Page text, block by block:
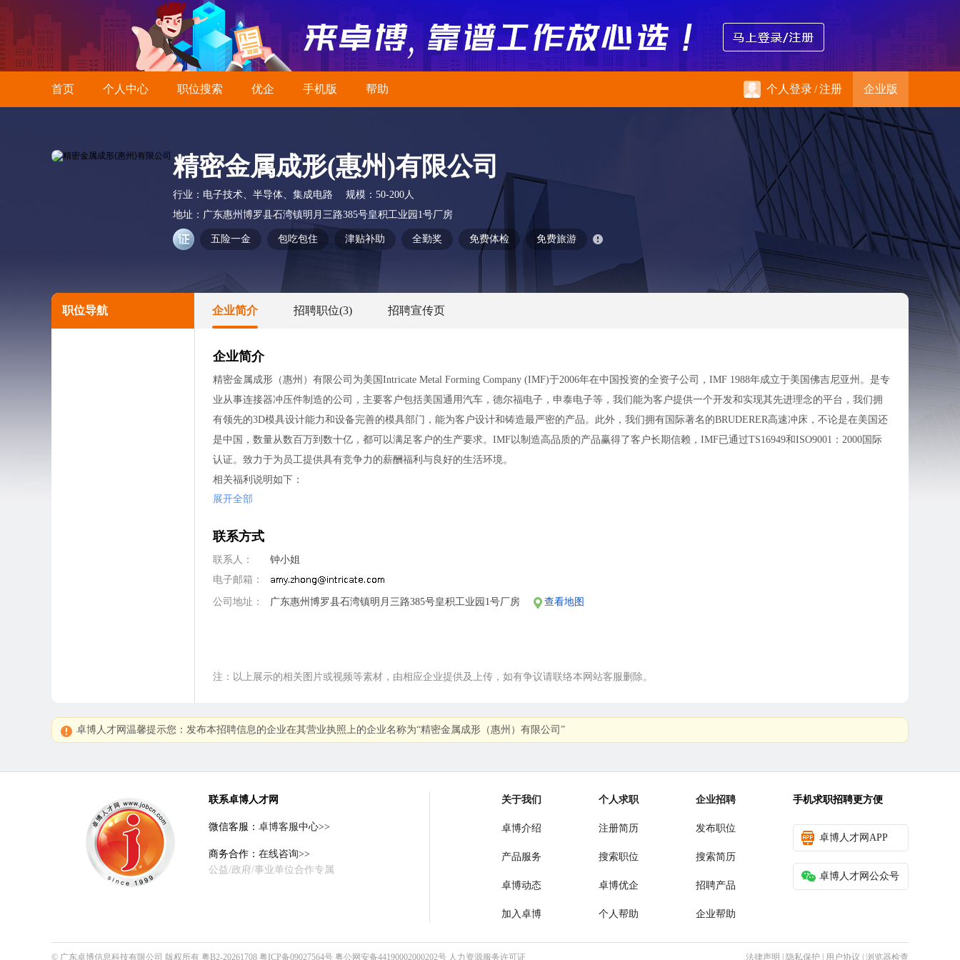
首页 个人中心 职位搜索 优企 手机版 帮助 个人登录/注册 企业版
精密金属成形(惠州)有限公司
行业： 电子技术、半导体、集成电路 规模： 50-200人
地址： 广东惠州博罗县石湾镇明月三路385号皇积工业园1号厂房
五险一金 包吃包住 津贴补助 全勤奖 免费体检 免费旅游
职位导航 企业简介 招聘职位(3) 招聘宣传页
企业简介
精密金属成形（惠州）有限公司为美国Intricate Metal Forming Company (IMF)于2006年在中国投资的全资子公司，IMF 1988年成立于美国佛吉尼亚州。是专
业从事连接器冲压件制造的公司，主要客户包括美国通用汽车，德尔福电子，申泰电子等，我们能为客户提供一个开发和实现其先进理念的平台，我们拥
有领先的3D模具设计能力和设备完善的模具部门，能为客户设计和铸造最严密的产品。此外，我们拥有国际著名的BRUDERER高速冲床，不论是在美国还
是中国，数量从数百万到数十亿，都可以满足客户的生产要求。IMF以制造高品质的产品赢得了客户长期信赖，IMF已通过TS16949和ISO9001：2000国际
认证。致力于为员工提供具有竞争力的薪酬福利与良好的生活环境。
相关福利说明如下：
1、本公司采取五天八小时的工作制度，加班严格按照国家规定，平时加班1.5倍，周末加班2倍计算。
3、按国家规定为员工购买五险一金；
4、公司为每位员工提供免费食宿，安排员工入住2人空调宿舍；
5、每位员工均享有年终奖金；
6、公司为员工提供丰富的业余生活：有乒乓球、桌球、篮球等。
展开全部
联系方式
联系人：
钟小姐
电子邮箱：
公司地址： 广东惠州博罗县石湾镇明月三路385号皇积工业园1号厂房 查看地图
注：以上展示的相关图片或视频等素材，由相应企业提供及上传，如有争议请联络本网站客服删除。
卓博人才网温馨提示您：发布本招聘信息的企业在其营业执照上的企业名称为“精密金属成形（惠州）有限公司”
联系卓博人才网
微信客服： 卓博客服中心>>
商务合作： 在线咨询>>
公益/政府/事业单位合作专属
关于我们
卓博介绍
产品服务
卓博动态
加入卓博
个人求职
注册简历
搜索职位
卓博优企
个人帮助
企业招聘
发布职位
搜索简历
招聘产品
企业帮助
手机求职招聘更方便
卓博人才网APP
卓博人才网公众号
© 广东卓博信息科技有限公司 版权所有 粤B2-20261708 粤ICP备09027564号 粤公网安备44190002000202号 人力资源服务许可证 法律声明 隐私保护 用户协议 浏览器检查